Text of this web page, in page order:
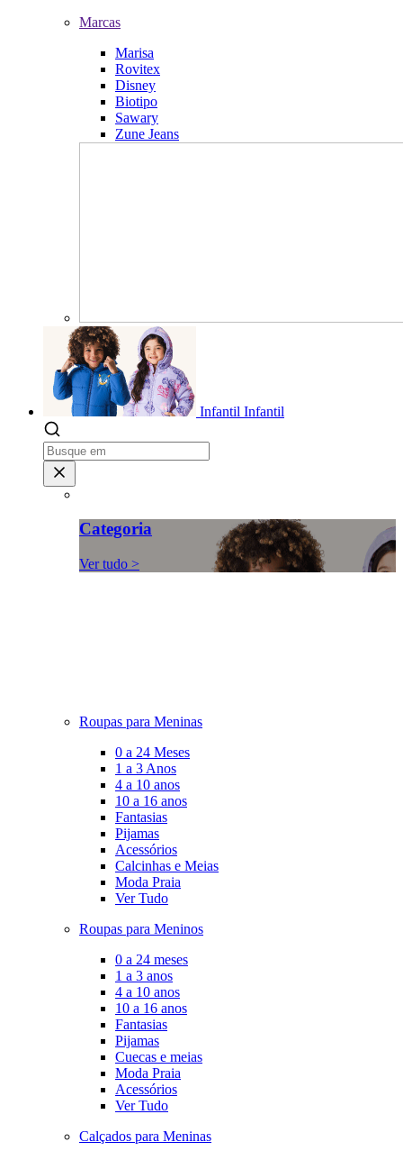
Marcas
Marisa
Rovitex
Disney
Biotipo
Sawary
Zune Jeans
Infantil Infantil
Categoria
Ver tudo >
Roupas para Meninas
0 a 24 Meses
1 a 3 Anos
4 a 10 anos
10 a 16 anos
Fantasias
Pijamas
Acessórios
Calcinhas e Meias
Moda Praia
Ver Tudo
Roupas para Meninos
0 a 24 meses
1 a 3 anos
4 a 10 anos
10 a 16 anos
Fantasias
Pijamas
Cuecas e meias
Moda Praia
Acessórios
Ver Tudo
Calçados para Meninas